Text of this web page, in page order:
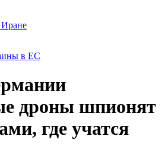
в ЕС
дроны шпионят
где учатся